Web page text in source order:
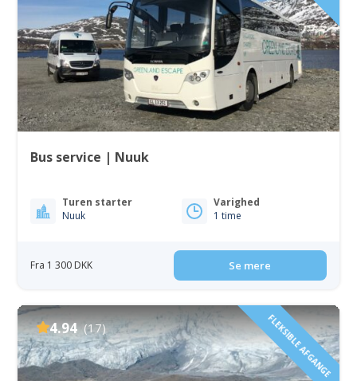
Bus service | Nuuk
Turen starter
Nuuk
Varighed
1 time
Fra 1 300 DKK Se mere
4.94 (17) FLEKSIBLE AFGANGE